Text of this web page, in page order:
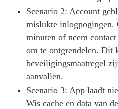
Scenario 2: Account
mislukte inlogpogingen.
minuten of neem
om te ontgrendelen. Dit
beveiligingsmaatregel
aanvallen.
Scenario 3: App laadt
Wis cache en data van